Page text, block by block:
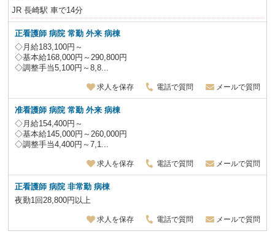
JR 長崎駅 車で14分
正看護師 病院 常勤 外来 病棟
◇月給183,100円～
◇基本給168,000円～290,800円
◇調整手当5,100円～8,8...
求人を保存 電話で質問 メールで質問
准看護師 病院 常勤 外来 病棟
◇月給154,400円～
◇基本給145,000円～260,000円
◇調整手当4,400円～7,1...
求人を保存 電話で質問 メールで質問
正看護師 病院 非常勤病棟
夜勤1回28,800円以上
求人を保存 電話で質問 メールで質問